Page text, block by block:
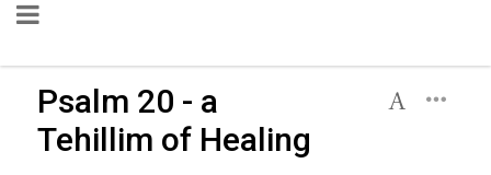
Psalm 20 - a
Tehillim of Healing